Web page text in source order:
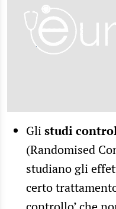
Glistudi
(Randomised
studiano gli
certo